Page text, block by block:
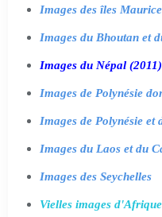
Images des îles
Images du Bhoutan et
Images du Népal (2011)
Images de Polynésie
Images de Polynésie et
Images du Laos et du
Images des Seychelles
Vielles images d'Afrique